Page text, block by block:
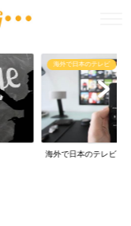
海外で日本のテレビ
海外で日本のテレビ